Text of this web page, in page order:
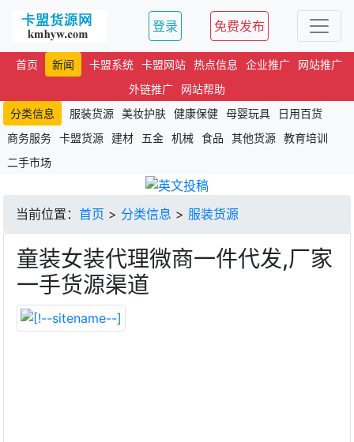
登录 免费发布
首页 新闻 卡盟系统 卡盟网站 热点信息 企业推广
网站推广
外链推广
网站帮助
分类信息
服装货源 美妆护肤 健康保健 母婴玩具
日用百货
商务服务 卡盟货源 建材 五金 机械 食品 其他货源 教育培训
二手市场
当前位置： 首页 > 分类信息 > 服装货源
童装女装代理微商一件代发,厂家
一手货源渠道